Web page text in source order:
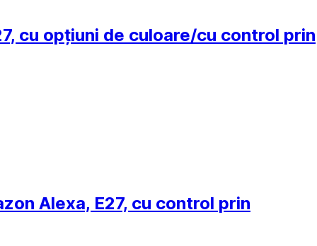
cu opțiuni de culoare/cu control prin
Alexa, E27, cu control prin